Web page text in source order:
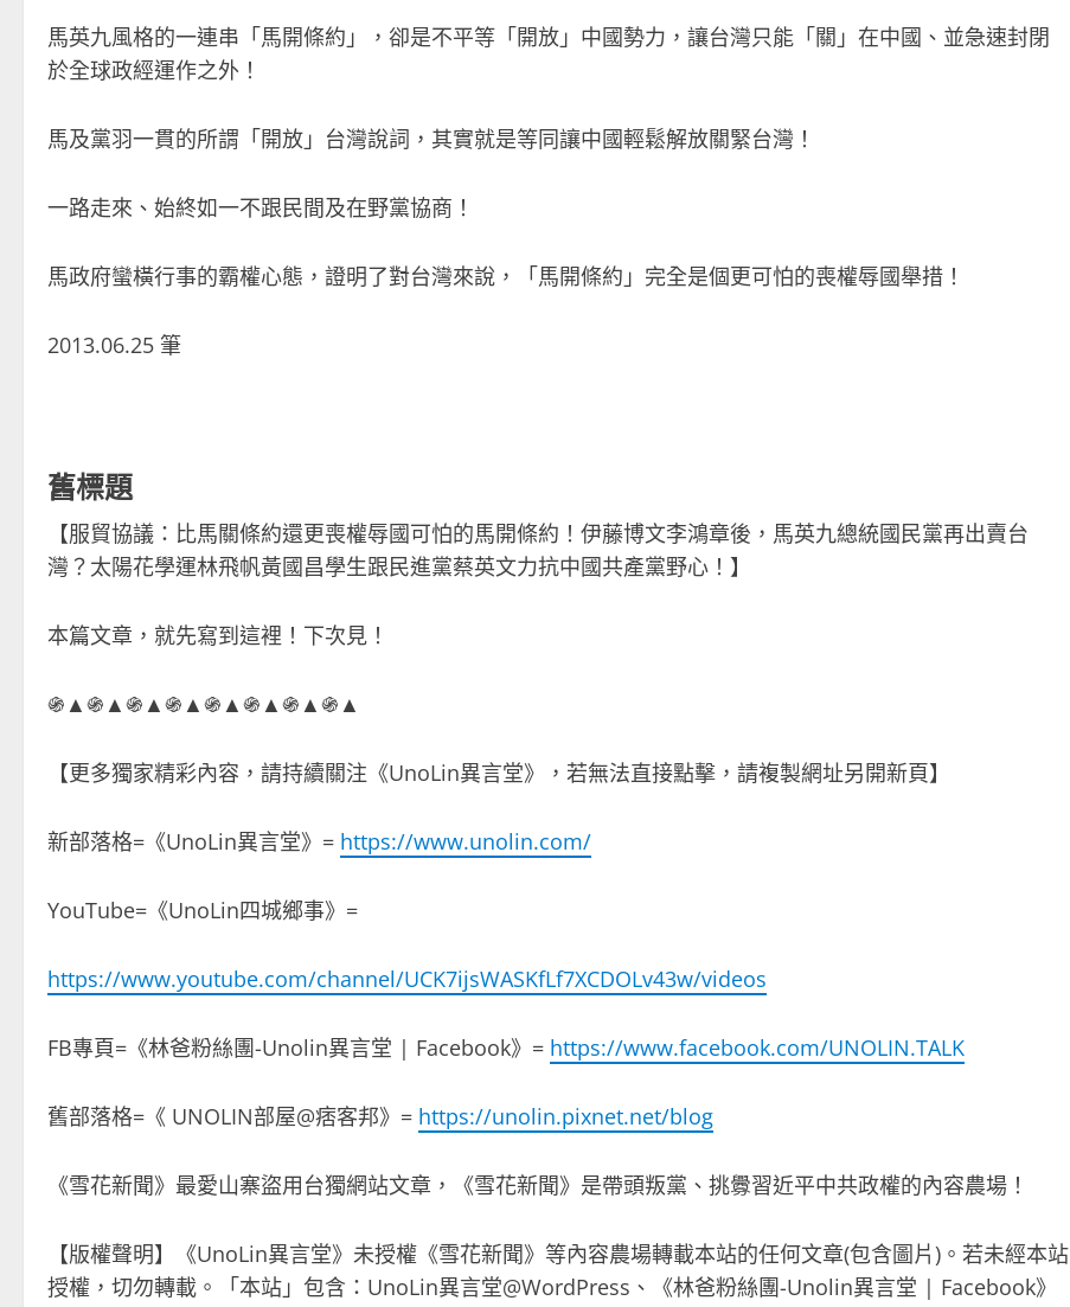
馬英九風格的一連串「馬開條約」，卻是不平等「開放」中國勢力，讓台灣只能「關」在中國、並急速封閉
於全球政經運作之外！
馬及黨羽一貫的所謂「開放」台灣說詞，其實就是等同讓中國輕鬆解放關緊台灣！
一路走來、始終如一不跟民間及在野黨協商！
馬政府蠻橫行事的霸權心態，證明了對台灣來說，「馬開條約」完全是個更可怕的喪權辱國舉措！
2013.06.25 筆
舊標題
【服貿協議：比馬關條約還更喪權辱國可怕的馬開條約！伊藤博文李鴻章後，馬英九總統國民黨再出賣台
灣？太陽花學運林飛帆黃國昌學生跟民進黨蔡英文力抗中國共產黨野心！】
本篇文章，就先寫到這裡！下次見！
֍▲֍▲֍▲֍▲֍▲֍▲֍▲֍▲
【更多獨家精彩內容，請持續關注《UnoLin異言堂》，若無法直接點擊，請複製網址另開新頁】
新部落格=《UnoLin異言堂》= https://www.unolin.com/
YouTube=《UnoLin四城鄉事》=
https://www.youtube.com/channel/UCK7ijsWASKfLf7XCDOLv43w/videos
FB專頁=《林爸粉絲團-Unolin異言堂 | Facebook》= https://www.facebook.com/UNOLIN.TALK
舊部落格=《 UNOLIN部屋@痞客邦》= https://unolin.pixnet.net/blog
《雪花新聞》最愛山寨盜用台獨網站文章，《雪花新聞》是帶頭叛黨、挑釁習近平中共政權的內容農場！
【版權聲明】《UnoLin異言堂》未授權《雪花新聞》等內容農場轉載本站的任何文章(包含圖片)。若未經本站
授權，切勿轉載。「本站」包含：UnoLin異言堂@WordPress、《林爸粉絲團-Unolin異言堂 | Facebook》